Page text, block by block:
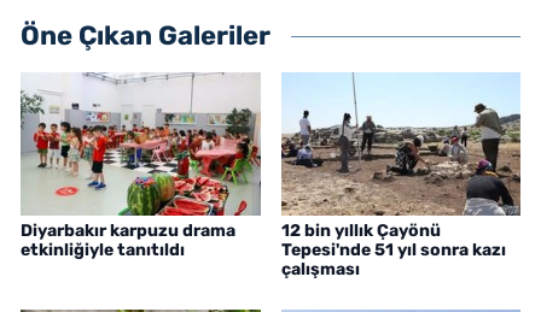
Öne Çıkan Galeriler
Diyarbakır karpuzu drama
etkinliğiyle tanıtıldı
12 bin yıllık Çayönü
Tepesi'nde 51 yıl sonra kazı
çalışması